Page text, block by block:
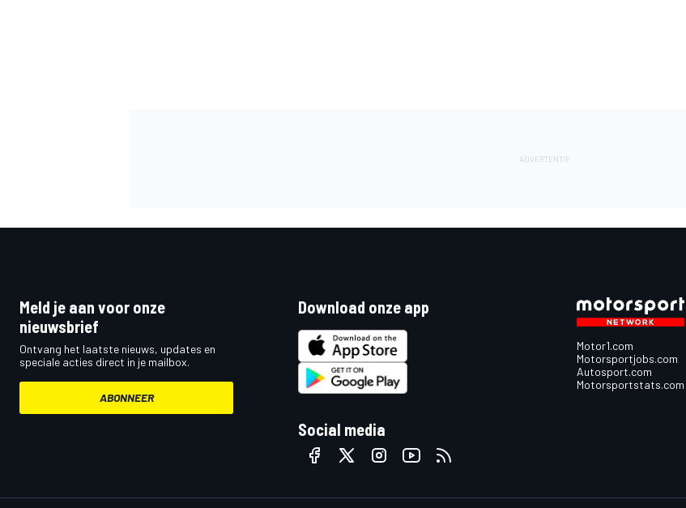
Meld je aan voor onze
nieuwsbrief
Ontvang het laatste nieuws, updates en
speciale acties direct in je mailbox.
ABONNEER
Download onze app
Social media
Motor1.com
Motorsportjobs.com
Autosport.com
Motorsportstats.com